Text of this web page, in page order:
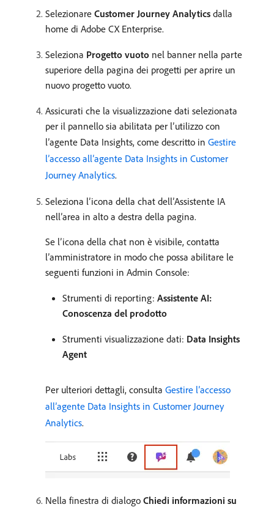
Selezionare Customer Journey Analytics dalla
home di Adobe CX Enterprise.
Seleziona Progetto vuoto nel banner nella parte
superiore della pagina dei progetti per aprire un
nuovo progetto vuoto.
Assicurati che la visualizzazione dati selezionata
per il pannello sia abilitata per l’utilizzo con
l’agente Data Insights, come descritto in Gestire
l’accesso all’agente Data Insights in Customer
Journey Analytics.
Seleziona l’icona della chat dell’Assistente IA
nell’area in alto a destra della pagina.
Se l’icona della chat non è visibile, contatta
l’amministratore in modo che possa abilitare le
seguenti funzioni in Admin Console:
Strumenti di reporting: Assistente AI:
Conoscenza del prodotto
Strumenti visualizzazione dati: Data Insights
Agent
Per ulteriori dettagli, consulta Gestire l’accesso
all’agente Data Insights in Customer Journey
Analytics.
Nella finestra di dialogo Chiedi informazioni su